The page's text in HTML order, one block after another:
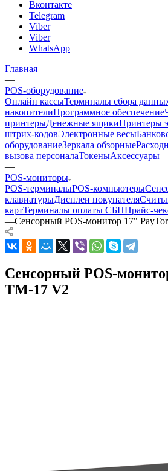
Вконтакте
Telegram
Viber
Viber
WhatsApp
Главная
—
POS-оборудование
Онлайн кассыТерминалы сбора
накопителиПрограммное обеспечение
принтерыДенежные ящикиПринтеры
штрих-кодовЭлектронные весы
оборудованиеЗеркала обзорные
вызова персоналаТокеныАксессуары
—
POS-мониторы
POS-терминалыPOS-компьютеры
клавиатурыДисплеи покупателя
картТерминалы оплаты СБППрайс-
—Сенсорный POS-монитор 17"
Сенсорный POS-
TM-17 V2